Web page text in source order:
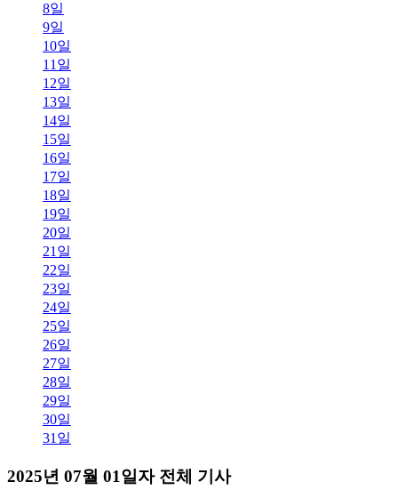
8일
9일
10일
11일
12일
13일
14일
15일
16일
17일
18일
19일
20일
21일
22일
23일
24일
25일
26일
27일
28일
29일
30일
31일
2025년 07월 01일자 전체 기사